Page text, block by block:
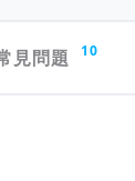
見問題 10